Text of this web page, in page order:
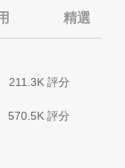
精選
211.3K 評分
570.5K 評分